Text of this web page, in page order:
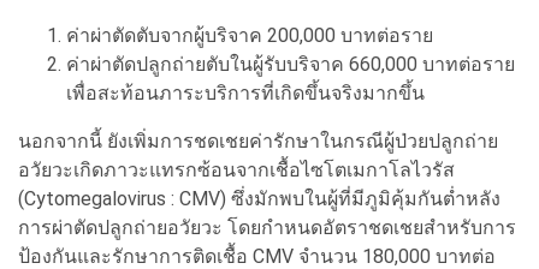
ค่าผ่าตัดตับจากผู้บริจาค 200,000 บาทต่อราย
ค่าผ่าตัดปลูกถ่ายตับในผู้รับบริจาค 660,000 บาทต่อราย
เพื่อสะท้อนภาระบริการที่เกิดขึ้นจริงมากขึ้น
นอกจากนี้ ยังเพิ่มการชดเชยค่ารักษาในกรณีผู้ป่วยปลูกถ่าย
อวัยวะเกิดภาวะแทรกซ้อนจากเชื้อไซโตเมกาโลไวรัส
(Cytomegalovirus : CMV) ซึ่งมักพบในผู้ที่มีภูมิคุ้มกันต่ำหลัง
การผ่าตัดปลูกถ่ายอวัยวะ โดยกำหนดอัตราชดเชยสำหรับการ
ป้องกันและรักษาการติดเชื้อ CMV จำนวน 180,000 บาทต่อ